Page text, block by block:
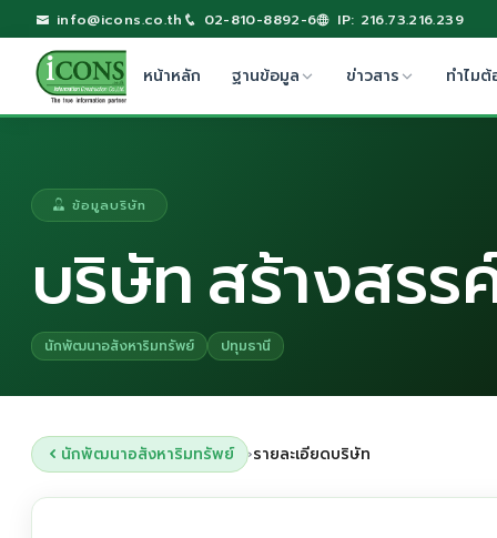
info@icons.co.th 02-810-8892-6 IP: 216.73.216.239
หน้าหลัก ฐานข้อมูล ข่าวสาร ทำไมต้
ข้อมูลบริษัท
บริษัท สร้างสรร
นักพัฒนาอสังหาริมทรัพย์ ปทุมธานี
นักพัฒนาอสังหาริมทรัพย์ ›รายละเอียดบริษัท